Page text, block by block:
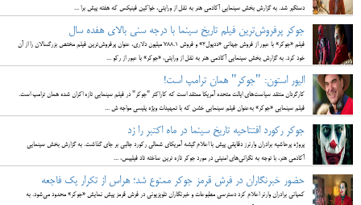
دستگیر شد. به گزارش بخش سینمایی آکادمی هنر به نقل از ورایتی، خواکین فینیکس که هفته پیش برا ...
جوکر پرفروش‌ترین فیلم تاریخ سینما با درجه سنی بالای هفده سال
فیلم «جوکر» با عبور از فروش جهانی «ددپول۲» و فروش ۷۸۸.۱ میلیون دلاری، عنوان پرفروش‌ترین فیلم مختص بزرگسالان را از آن
خود کرد. به گزارش بخش سینمایی آکادمی هنر به نقل از ورایتی، «جوکر» با عبور از رکو ...
الیور استون: "جوکر" همان ترامپ است!
کارگردان منتقد سیاست‌های ایالت متحده آمریکا معتقد است که کاراکتر "جوکر" در فیلم سینمایی تازه اکران شده همان ترامپ است.
فیلم سینمایی «جوکر» به‌عنوان فیلم سینمایی خشن که با تمهیدات ویژه پلیسی مواجه ش ...
جوکر رکورد افتتاحیه تاریخ سینما در ماه اکتبر را زد
پروژه پرحاشیه برادران وارنرز دقایقی پیش با اعلام گیشه آمریکای شمالی رکورد جالبی بر جای گذاشت. به گزارش بخش سینمایی
آکادمی هنر، با توجه به نگرانی‌های امنیتی در مورد جوکر تازه ترین ساخته تاد فیلیپس، ...
حضور خبرنگاران در فرش قرمز جوکر ممنوع شد؛ هراس از تکرار یک فاجعه
کمپانی برادران وارنر اعلام کرد دسترسی مطبوعات و خبرنگاران تلویزیونی در فرش قرمز پیش نمایش «جوکر» محدود می‌شود. به